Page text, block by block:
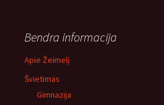
Bendra informacija
Apie Žeimelį
Švietimas
Gimnazija